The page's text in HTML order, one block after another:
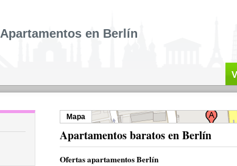
Apartamentos en Berlín
Mapa
Apartamentos baratos en Berlín
Ofertas apartamentos Berlín